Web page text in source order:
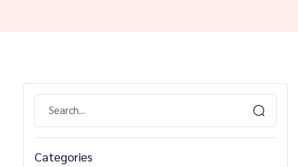
Categories